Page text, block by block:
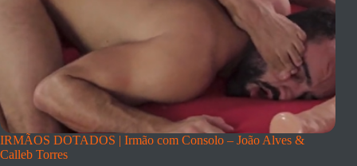
IRMÃOS DOTADOS | Irmão com Consolo – João Alves &
Calleb Torres